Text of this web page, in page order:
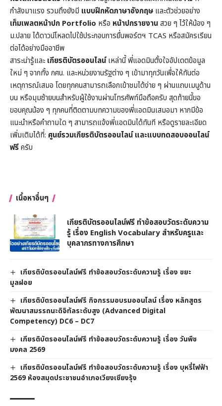
กำลังมาแรง รวมถึงยังมี แบบฝึกหัดภาษาอังกฤษ และตัวช่วยอย่าง
เท็มเพลตหน้าปก Portfolio หรือ หน้าปกรายงานสวย ๆ ไว้ให้น้อง ๆ
ม.ปลาย ได้ดาวน์โหลดไปใช้ประกอบการยื่นพอร์ตฯ TCAS หรือสมัครเรียน
ต่อได้อย่างมืออาชีพ
สาระน่ารู้และ เกียรติบัตรออนไลน์เหล่านี้ พี่แอดมินตั้งใจอัปเดตข้อมูล
ใหม่ ๆ จากทั้ง กศน. และหน่วยงานรัฐต่าง ๆ เข้ามาทุกวันเพื่อให้ทันต่อ
เหตุการณ์เสมอ โดยทุกคนสามารถเลือกเข้าชมได้ง่าย ๆ ผ่านแถบเมนูด้าน
บน หรือมุมซ้ายบนสำหรับผู้ใช้งานผ่านโทรศัพท์มือถือครับ สุดท้ายนี้ขอ
ขอบคุณน้อง ๆ ทุกคนที่ติดตามบทความของพี่แอดมินเสมอมา หากมีข้อ
แนะนำหรือคำถามใด ๆ สามารถแจ้งพี่แอดมินได้ทันที หรือดูรายละเอียด
เพิ่มเติมได้ที่: ศูนย์รวมเกียรติบัตรออนไลน์ และแบบทดสอบออนไลน์
ฟรีครับ
เนื้อหาอื่นๆ
เกียรติบัตรออนไลน์ฟรี ทำข้อสอบวัดระดับความ
รู้ เรื่อง English Vocabulary สำหรับครูและ
บุคลากรทางการศึกษา
เกียรติบัตรออนไลน์ฟรี ทำข้อสอบวัดระดับความรู้ เรื่อง ขยะ
มูลฝอย
เกียรติบัตรออนไลน์ฟรี กิจกรรมอบรมออนไลน์ เรื่อง หลักสูตร
พัฒนาสมรรถนะดิจิทัลระดับสูง (Advanced Digital
Competency) DC6 – DC7
เกียรติบัตรออนไลน์ฟรี ทำข้อสอบวัดระดับความรู้ เรื่อง วันพืช
มงคล 2569
เกียรติบัตรออนไลน์ฟรี ทำข้อสอบวัดระดับความรู้ เรื่อง บุหรี่ไฟฟ้า
2569 ห้องสมุดประชาชนอำเภอเวียงเชียงรุ้ง